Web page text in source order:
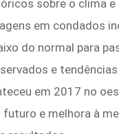
sobre o clima
em condados
do normal para
e
em 2017 no
e melhora à